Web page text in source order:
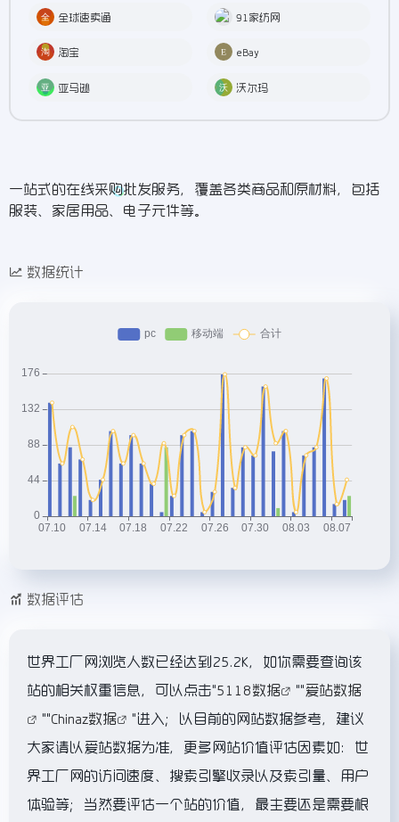
全球速卖通 91家纺网
淘宝 eBay
亚马逊 沃尔玛
一站式的在线采购批发服务，覆盖各类商品和原材料，包括
服装、家居用品、电子元件等。
数据统计
数据评估
世界工厂网浏览人数已经达到25.2K，如你需要查询该
站的相关权重信息，可以点击"5118数据 ""爱站数据
""Chinaz数据
"进入；以目前的网站数据参考，建议
大家请以爱站数据为准，更多网站价值评估因素如：世
界工厂网的访问速度、搜索引擎收录以及索引量、用户
体验等；当然要评估一个站的价值，最主要还是需要根